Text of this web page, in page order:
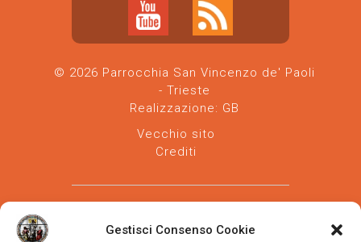
Gestisci Consenso Cookie
© 2026 Parrocchia San Vincenzo de' Paoli
- Trieste
Realizzazione: GB
Vecchio sito
Crediti